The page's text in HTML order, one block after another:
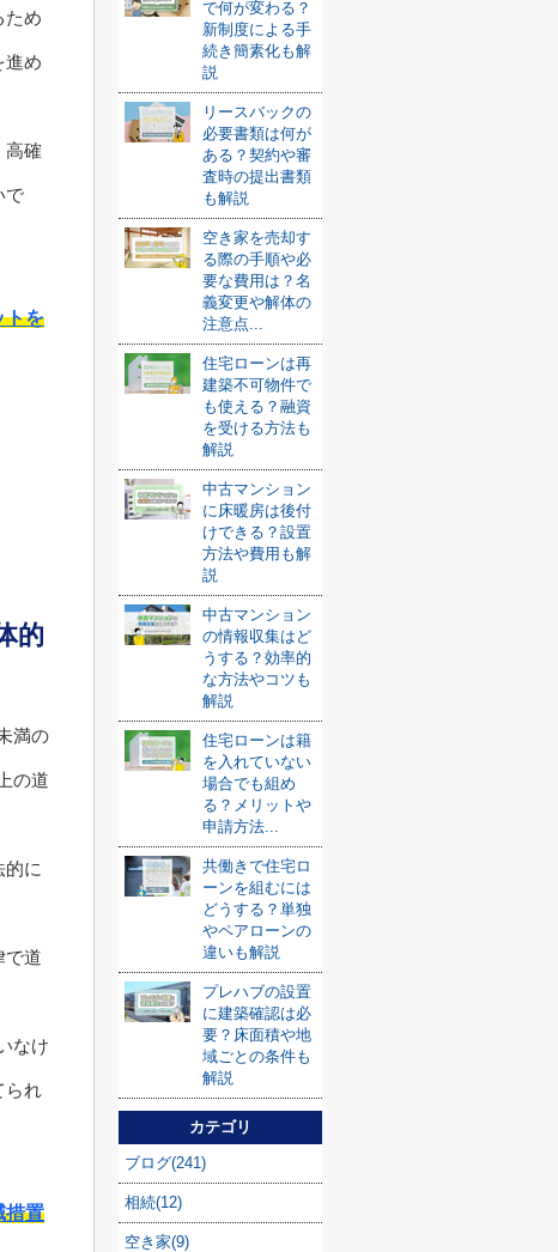
ため
進め
高確
で
トを
的
満の
の道
に
で道
なけ
られ
措置
で何が変わる？
新制度による手
続き簡素化も解
説
リースバックの
必要書類は何が
ある？契約や審
査時の提出書類
も解説
空き家を売却す
る際の手順や必
要な費用は？名
義変更や解体の
注意点...
住宅ローンは再
建築不可物件で
も使える？融資
を受ける方法も
解説
中古マンション
に床暖房は後付
けできる？設置
方法や費用も解
説
中古マンション
の情報収集はど
うする？効率的
な方法やコツも
解説
住宅ローンは籍
を入れていない
場合でも組め
る？メリットや
申請方法...
共働きで住宅ロ
ーンを組むには
どうする？単独
やペアローンの
違いも解説
プレハブの設置
に建築確認は必
要？床面積や地
域ごとの条件も
解説
カテゴリ
ブログ(241)
相続(12)
空き家(9)